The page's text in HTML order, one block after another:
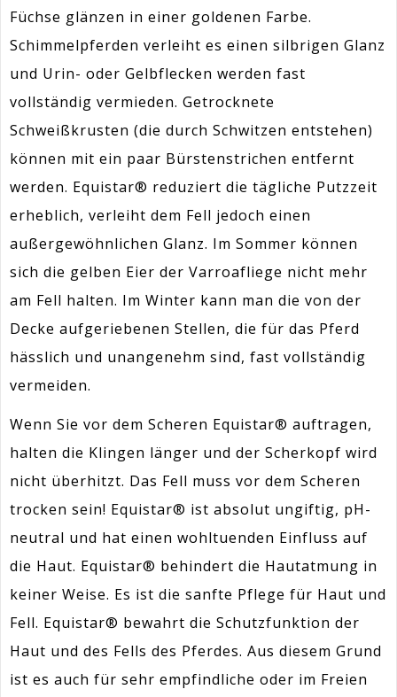
Füchse glänzen in einer goldenen Farbe.
Schimmelpferden verleiht es einen silbrigen Glanz
und Urin- oder Gelbflecken werden fast
vollständig vermieden. Getrocknete
Schweißkrusten (die durch Schwitzen entstehen)
können mit ein paar Bürstenstrichen entfernt
werden. Equistar® reduziert die tägliche Putzzeit
erheblich, verleiht dem Fell jedoch einen
außergewöhnlichen Glanz. Im Sommer können
sich die gelben Eier der Varroafliege nicht mehr
am Fell halten. Im Winter kann man die von der
Decke aufgeriebenen Stellen, die für das Pferd
hässlich und unangenehm sind, fast vollständig
vermeiden.
Wenn Sie vor dem Scheren Equistar® auftragen,
halten die Klingen länger und der Scherkopf wird
nicht überhitzt. Das Fell muss vor dem Scheren
trocken sein! Equistar® ist absolut ungiftig, pH-
neutral und hat einen wohltuenden Einfluss auf
die Haut. Equistar® behindert die Hautatmung in
keiner Weise. Es ist die sanfte Pflege für Haut und
Fell. Equistar® bewahrt die Schutzfunktion der
Haut und des Fells des Pferdes. Aus diesem Grund
ist es auch für sehr empfindliche oder im Freien